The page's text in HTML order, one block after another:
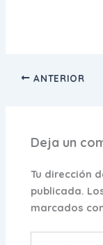
ANTERIOR
Deja un
Tu dirección
publicada.
marcados